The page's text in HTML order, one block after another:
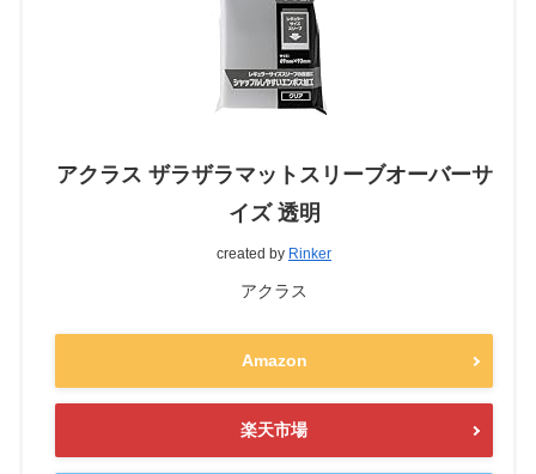
アクラス ザラザラマットスリーブオーバーサ
イズ 透明
created by Rinker
アクラス
Amazon
楽天市場